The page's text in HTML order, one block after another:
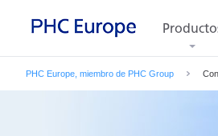
PHC Europe, miembro de PHC Group